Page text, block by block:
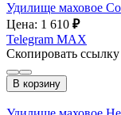
Удилище маховое
Цена: 1 610 ₽
Telegram MAX
Скопировать ссылку
В корзину